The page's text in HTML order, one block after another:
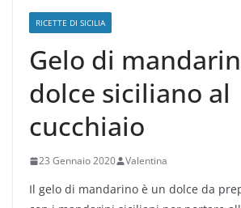
RICETTE DI SICILIA
Gelo di
dolce siciliano al
cucchiaio
23 Gennaio 2020 Valentina
Il gelo di mandarino è un dolce da